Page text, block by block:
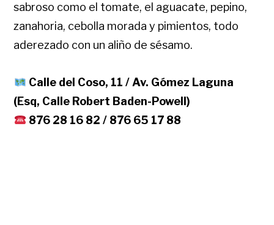
sabroso como el tomate, el aguacate, pepino,
zanahoria, cebolla morada y pimientos, todo
aderezado con un aliño de sésamo.
Calle del Coso, 11 / Av. Gómez Laguna
(Esq, Calle Robert Baden-Powell)
876 28 16 82 / 876 65 17 88